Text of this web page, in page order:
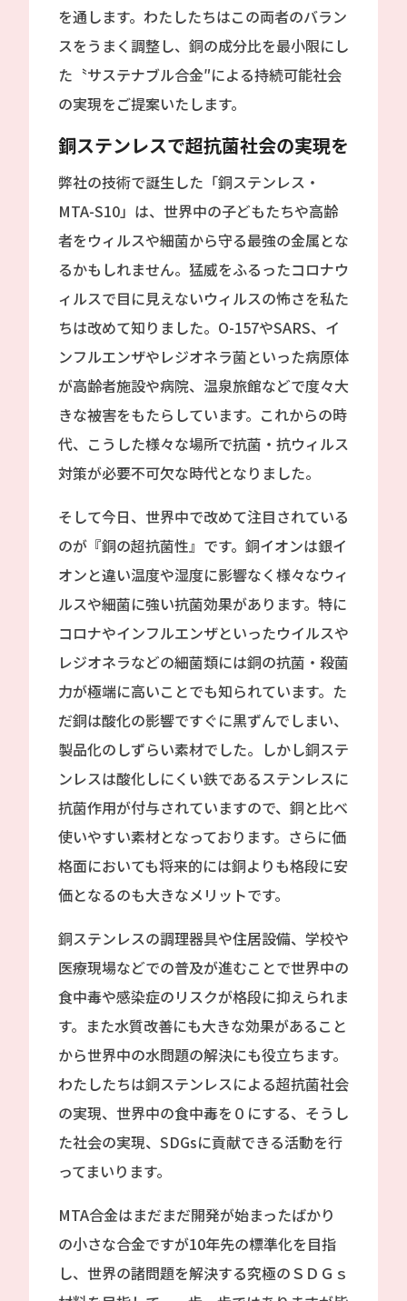
を通します。わたしたちはこの両者のバラン
スをうまく調整し、銅の成分比を最小限にし
た〝サステナブル合金″による持続可能社会
の実現をご提案いたします。
銅ステンレスで超抗菌社会の実現を
弊社の技術で誕生した「銅ステンレス・
MTA-S10」は、世界中の子どもたちや高齢
者をウィルスや細菌から守る最強の金属とな
るかもしれません。猛威をふるったコロナウ
ィルスで目に見えないウィルスの怖さを私た
ちは改めて知りました。O-157やSARS、イ
ンフルエンザやレジオネラ菌といった病原体
が高齢者施設や病院、温泉旅館などで度々大
きな被害をもたらしています。これからの時
代、こうした様々な場所で抗菌・抗ウィルス
対策が必要不可欠な時代となりました。
そして今日、世界中で改めて注目されている
のが『銅の超抗菌性』です。銅イオンは銀イ
オンと違い温度や湿度に影響なく様々なウィ
ルスや細菌に強い抗菌効果があります。特に
コロナやインフルエンザといったウイルスや
レジオネラなどの細菌類には銅の抗菌・殺菌
力が極端に高いことでも知られています。た
だ銅は酸化の影響ですぐに黒ずんでしまい、
製品化のしずらい素材でした。しかし銅ステ
ンレスは酸化しにくい鉄であるステンレスに
抗菌作用が付与されていますので、銅と比べ
使いやすい素材となっております。さらに価
格面においても将来的には銅よりも格段に安
価となるのも大きなメリットです。
銅ステンレスの調理器具や住居設備、学校や
医療現場などでの普及が進むことで世界中の
食中毒や感染症のリスクが格段に抑えられま
す。また水質改善にも大きな効果があること
から世界中の水問題の解決にも役立ちます。
わたしたちは銅ステンレスによる超抗菌社会
の実現、世界中の食中毒を０にする、そうし
た社会の実現、SDGsに貢献できる活動を行
ってまいります。
MTA合金はまだまだ開発が始まったばかり
の小さな合金ですが10年先の標準化を目指
し、世界の諸問題を解決する究極のＳＤＧｓ